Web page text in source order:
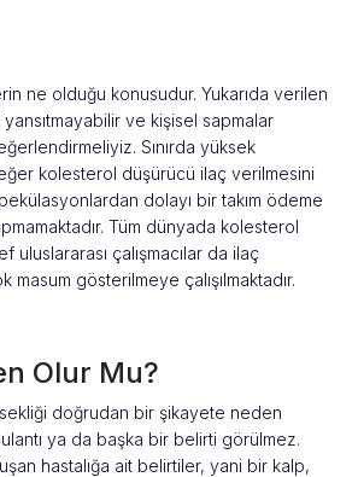
ne olduğu konusudur. Yukarıda verilen
ve kişisel sapmalar
Sınırda yüksek
kolesterol düşürücü ilaç verilmesini
dolayı bir takım ödeme
Tüm dünyada kolesterol
uluslararası çalışmacılar da ilaç
gösterilmeye çalışılmaktadır.
Olur Mu?
doğrudan bir şikayete neden
ya da başka bir belirti görülmez.
hastalığa ait belirtiler, yani bir kalp,